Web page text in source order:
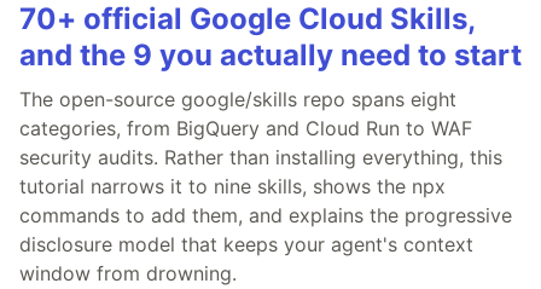
70+ official Google Cloud Skills,
and the 9 you actually need to start
The open-source google/skills repo spans eight
categories, from BigQuery and Cloud Run to WAF
security audits. Rather than installing everything, this
tutorial narrows it to nine skills, shows the npx
commands to add them, and explains the progressive
disclosure model that keeps your agent's context
window from drowning.